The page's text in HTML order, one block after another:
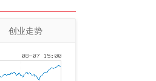
创业走势